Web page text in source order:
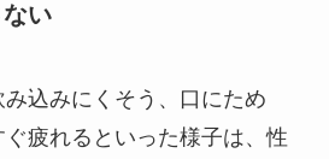
い
込みにくそう、口にため
疲れるといった様子は、性